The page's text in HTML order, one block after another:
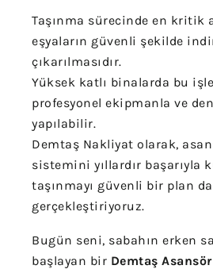
Taşınma sürecinde en kritik
eşyaların güvenli şekilde
çıkarılmasıdır.
Yüksek katlı binalarda bu
profesyonel ekipmanla ve
yapılabilir.
Demtaş Nakliyat olarak,
sistemini yıllardır başarıyla
taşınmayı güvenli bir plan
gerçekleştiriyoruz.
Bugün seni, sabahın erken
başlayan bir Demtaş